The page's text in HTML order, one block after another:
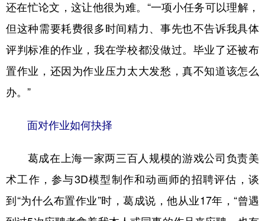
还在忙论文，这让他很为难。“一项小任务可以理解，
但这种需要耗费很多时间精力、事先也不告诉我具体
评判标准的作业，我在学校都没做过。毕业了还被布
置作业，还因为作业压力太大发愁，真不知道该怎么
办。”
面对作业如何抉择
葛成在上海一家两三百人规模的游戏公司负责美
术工作，参与3D模型制作和动画师的招聘评估，谈
到“为什么布置作业”时，葛成说，他从业17年，“曾遇